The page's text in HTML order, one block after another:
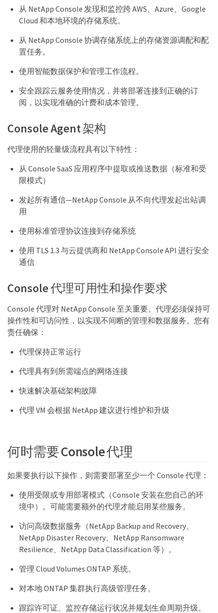
从 NetApp Console 发现和监控跨 AWS、Azure、Google
Cloud 和本地环境的存储系统。
从 NetApp Console 协调存储系统上的存储资源调配和配
置任务。
使用智能数据保护和管理工作流程。
安全跟踪云服务使用情况，并将部署连接到正确的订
阅，以实现准确的计费和成本管理。
Console Agent 架构
代理使用的轻量级流程具有以下特性：
从 Console SaaS 应用程序中提取或推送数据（标准和受
限模式）
发起所有通信—NetApp Console 从不向代理发起出站调
用
使用标准管理协议连接到存储系统
使用 TLS 1.3 与云提供商和 NetApp Console API 进行安全
通信
Console 代理可用性和操作要求
Console 代理对 NetApp Console 至关重要。代理必须保持可
操作性和可访问性，以实现不间断的管理和数据服务。您有
责任确保：
代理保持正常运行
代理具有到所需端点的网络连接
快速解决基础架构故障
代理 VM 会根据 NetApp 建议进行维护和升级
何时需要 Console 代理
如果要执行以下操作，则需要部署至少一个 Console 代理：
使用受限或专用部署模式（Console 安装在您自己的环
境中）。可能需要额外的代理才能启用某些服务。
访问高级数据服务（NetApp Backup and Recovery、
NetApp Disaster Recovery、NetApp Ransomware
Resilience、NetApp Data Classification 等）。
管理 Cloud Volumes ONTAP 系统。
对本地 ONTAP 集群执行高级管理任务。
跟踪许可证、监控存储运行状况并规划生命周期升级。